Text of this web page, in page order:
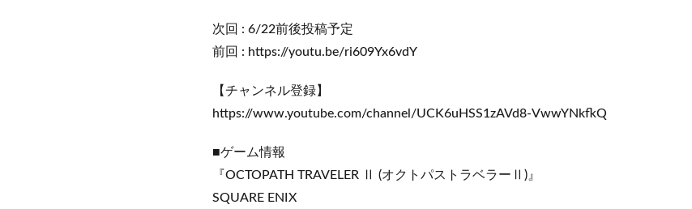
次回 : 6/22前後投稿予定
前回 : https://youtu.be/ri609Yx6vdY
【チャンネル登録】
https://www.youtube.com/channel/UCK6uHSS1zAVd8-VwwYNkfkQ
■ゲーム情報
『OCTOPATH TRAVELER Ⅱ (オクトパストラベラーⅡ)』
SQUARE ENIX